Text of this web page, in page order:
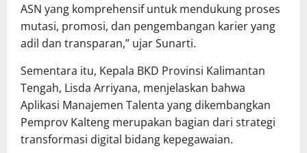
ASN yang komprehensif untuk mendukung proses
mutasi, promosi, dan pengembangan karier yang
adil dan transparan,” ujar Sunarti.
Sementara itu, Kepala BKD Provinsi Kalimantan
Tengah, Lisda Arriyana, menjelaskan bahwa
Aplikasi Manajemen Talenta yang dikembangkan
Pemprov Kalteng merupakan bagian dari strategi
transformasi digital bidang kepegawaian.